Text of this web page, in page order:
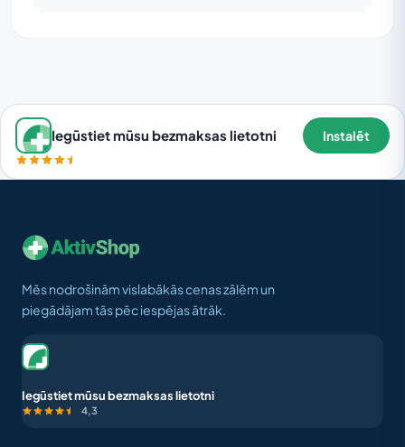
Iegūstiet mūsu bezmaksas lietotni Instalēt
Mēs nodrošinām vislabākās cenas zālēm un
piegādājam tās pēc iespējas ātrāk.
Iegūstiet mūsu bezmaksas lietotni
4,3